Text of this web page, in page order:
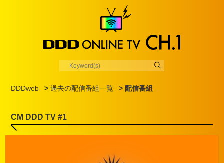
DDDweb >過去の配信番組一覧 > 配信番組
CM DDD TV #1